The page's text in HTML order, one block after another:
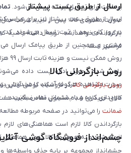
پرداخت برای تحویل‌گیرنده ارسال می‌شود.
صورت مفقودی کالا، پس از تایید شرکت
فرانشیز است.
ارسال از طریق پست پیشتاز
ارسال از طریق پست پیشتاز نیز برای
در روز کاری بعد از ثبت، ارسال می‌شوند.
مشتری و همچنین از طریق پیامک ارسال
روش
پلمپ شده تحویل اداره پست داده
صورت مشاهده هرگونه آسیب یا مخدوش
خودداری کرده و با پشتیبانی تماس بگیرید.
روش بازگردانی کالا
روش بازگردانی کالادر فروشگاه گوشی آنلاین
کالای خریداری شده مشمول مفاد ضمانت
ضمانت را می‌توانید در صفحه مربوطه
بازگرداندن کالا لازم است هماهنگی‌های
انجام شود و به هیچ‌وجه کالا بدون هماهنگی
چشم‌انداز فروشگاه گوشی
چشم‌انداز مجموعه بر پایه حذف واسطه‌ها و